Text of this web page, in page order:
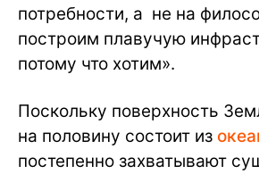
потребности, а не на
построим плавучую
потому что хотим».
Поскольку поверхность
на половину состоит из
постепенно захватывают